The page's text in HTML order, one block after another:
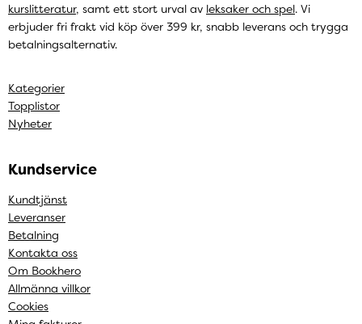
kurslitteratur, samt ett stort urval av leksaker och spel. Vi
erbjuder fri frakt vid köp över 399 kr, snabb leverans och trygga
betalningsalternativ.
Kategorier
Topplistor
Nyheter
Kundservice
Kundtjänst
Leveranser
Betalning
Kontakta oss
Om Bookhero
Allmänna villkor
Cookies